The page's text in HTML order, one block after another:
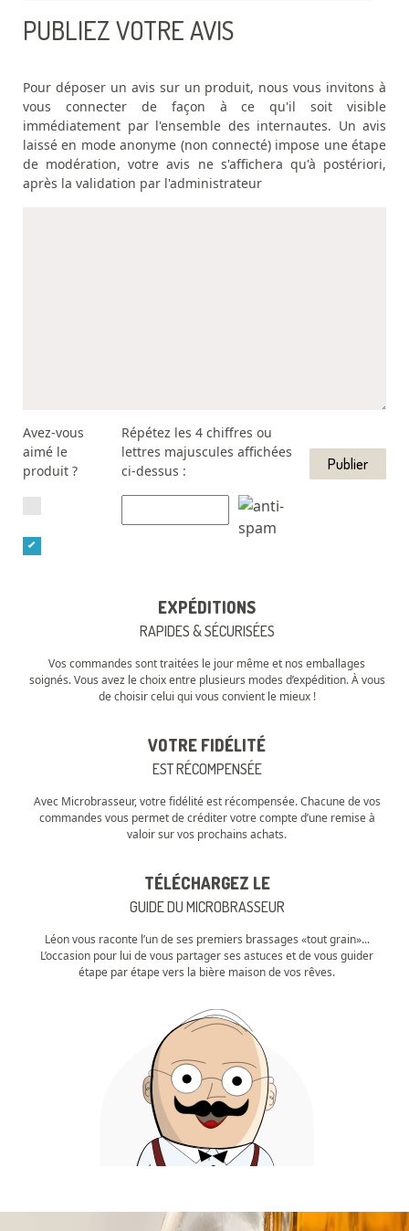
PUBLIEZ VOTRE AVIS
Pour déposer un avis sur un produit, nous vous invitons à
vous connecter de façon à ce qu'il soit visible
immédiatement par l'ensemble des internautes. Un avis
laissé en mode anonyme (non connecté) impose une étape
de modération, votre avis ne s'affichera qu'à postériori,
après la validation par l'administrateur
Avez-vous
aimé le
produit ?
Répétez les 4 chiffres ou
lettres majuscules affichées
ci-dessus :
EXPÉDITIONS
RAPIDES & SÉCURISÉES
Vos commandes sont traitées le jour même et nos emballages
soignés. Vous avez le choix entre plusieurs modes d’expédition. À vous
de choisir celui qui vous convient le mieux !
VOTRE FIDÉLITÉ
EST RÉCOMPENSÉE
Avec Microbrasseur, votre fidélité est récompensée. Chacune de vos
commandes vous permet de créditer votre compte d’une remise à
valoir sur vos prochains achats.
TÉLÉCHARGEZ LE
GUIDE DU MICROBRASSEUR
Léon vous raconte l’un de ses premiers brassages «tout grain»...
L’occasion pour lui de vous partager ses astuces et de vous guider
étape par étape vers la bière maison de vos rêves.